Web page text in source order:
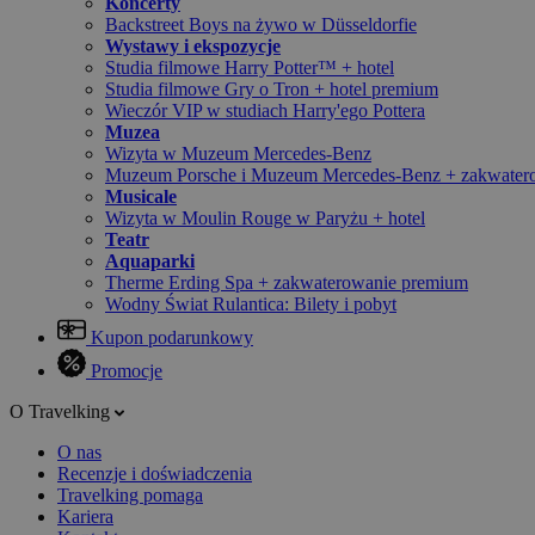
Backstreet Boys na żywo w Düsseldorfie
Wystawy i ekspozycje
Studia filmowe Harry Potter™ + hotel
Studia filmowe Gry o Tron + hotel premium
Wieczór VIP w studiach Harry'ego Pottera
Muzea
Wizyta w Muzeum Mercedes-Benz
Muzeum Porsche i Muzeum Mercedes-Benz +
Musicale
Wizyta w Moulin Rouge w Paryżu + hotel
Teatr
Aquaparki
Therme Erding Spa + zakwaterowanie premium
Wodny Świat Rulantica: Bilety i pobyt
Kupon podarunkowy
Promocje
O Travelking
O nas
Recenzje i doświadczenia
Travelking pomaga
Kariera